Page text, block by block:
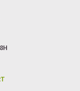
sans caféine,
GLACÉS